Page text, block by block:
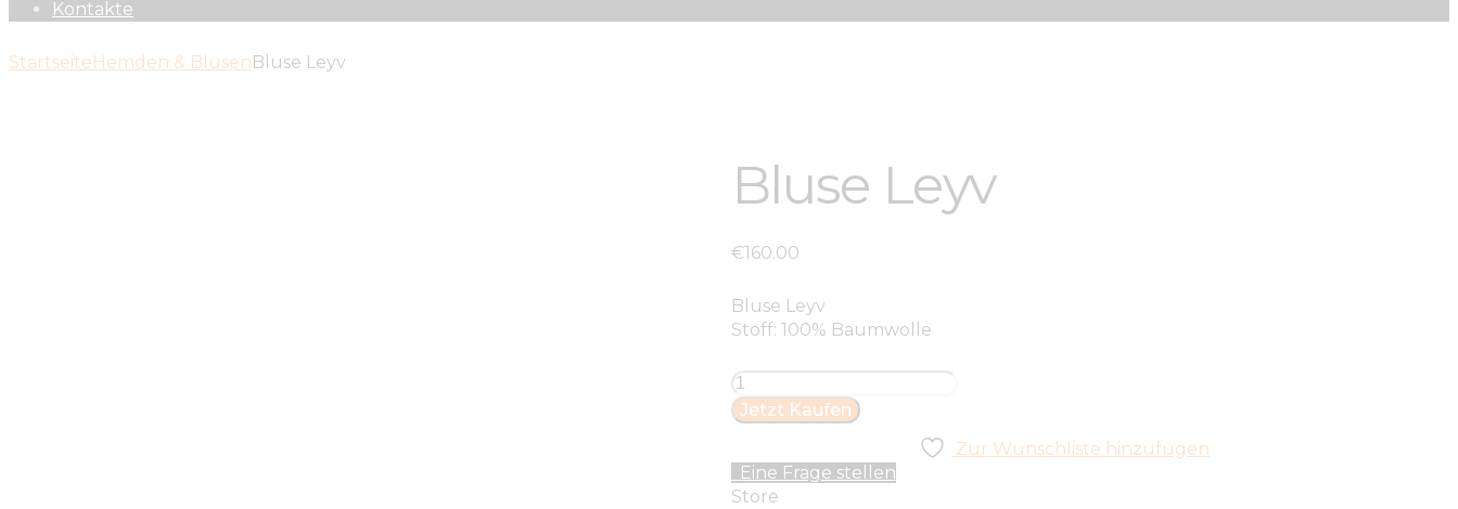
Kontakte
StartseiteHemden & BlusenBluse Leyv
Bluse Leyv
€160.00
Bluse Leyv
Stoff: 100% Baumwolle
Bluse
Leyv
Menge
Jetzt Kaufen
Zur Wunschliste hinzufügen
Eine Frage stellen
Store